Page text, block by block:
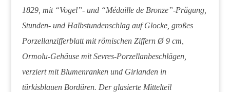
1829, mit “Vogel”- und “Médaille de Bronze”-Prägung,
Stunden- und Halbstundenschlag auf Glocke, großes
Porzellanzifferblatt mit römischen Ziffern Ø 9 cm,
Ormolu-Gehäuse mit Sevres-Porzellanbeschlägen,
verziert mit Blumenranken und Girlanden in
türkisblauen Bordüren. Der glasierte Mittelteil